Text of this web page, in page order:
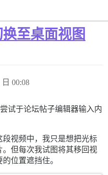
至桌面视图
日 00:08
试于论坛帖子编辑器输入内
视频中，我只是想把光标
但每次我试图将其移回视
位置遮挡住。